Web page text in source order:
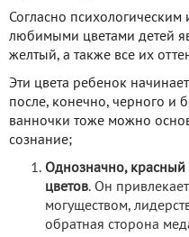
Согласно
любимыми цветами детей
желтый, а также все их
Эти цвета ребенок
после, конечно, черного и
ванночки тоже можно
сознание;
Однозначно, красный
цветов. Он
могуществом,
обратная сторона